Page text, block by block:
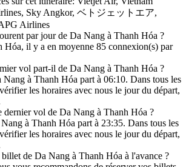
Sky Angkor, ベトジェットエア,
Airlines
par jour de Da Nang à Thanh Hóa ?
Hóa, il y a en moyenne 85 connexion(s) par
vol part-il de Da Nang à Thanh Hóa ?
à Thanh Hóa part à 06:10. Dans tous les
les horaires avec nous le jour du départ,
dernier vol de Da Nang à Thanh Hóa ?
à Thanh Hóa part à 23:35. Dans tous les
les horaires avec nous le jour du départ,
de Da Nang à Thanh Hóa à l'avance ?